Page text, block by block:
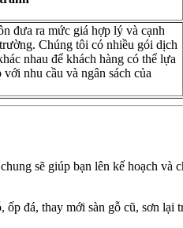
đưa ra mức giá hợp lý và cạnh
Chúng tôi có nhiều gói dịch
nhau để khách hàng có thể lựa
nhu cầu và ngân sách của
sẽ giúp bạn lên kế hoạch và
đá, thay mới sàn gỗ cũ, sơn